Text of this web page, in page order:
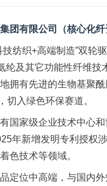
团有限公司（核心化纤
技纺织+高端制造”双轮
纶及其它功能性纤维技
拥有先进的生物基聚
切入绿色环保赛道。
国家级企业技术中心
年新增发明专利授权
色技术等领域。
定位中高端，与国内